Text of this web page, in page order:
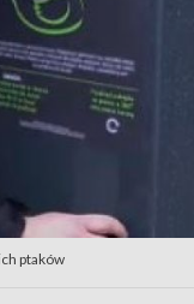
ptaków